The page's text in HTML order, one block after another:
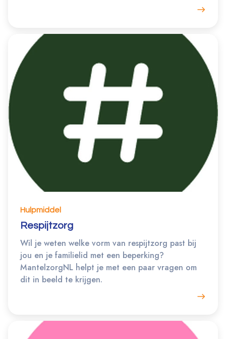
Hulpmiddel
Respijtzorg
Wil je weten welke vorm van respijtzorg past bij
jou en je familielid met een beperking?
MantelzorgNL helpt je met een paar vragen om
dit in beeld te krijgen.